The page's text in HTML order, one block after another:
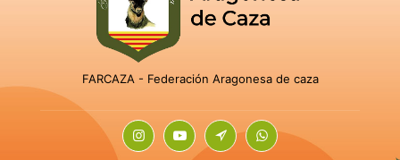
FARCAZA - Federación Aragonesa de caza